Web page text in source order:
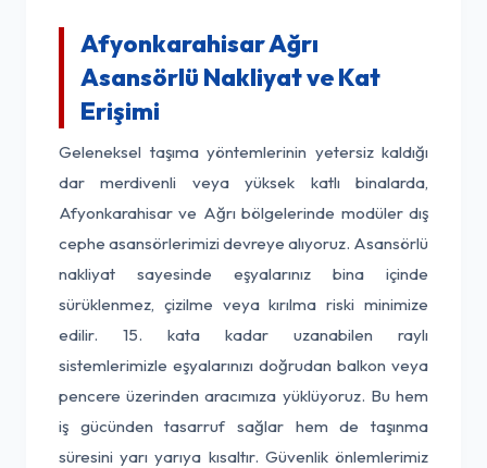
Afyonkarahisar Ağrı
Asansörlü Nakliyat ve Kat
Erişimi
Geleneksel taşıma yöntemlerinin yetersiz kaldığı
dar merdivenli veya yüksek katlı binalarda,
Afyonkarahisar ve Ağrı bölgelerinde modüler dış
cephe asansörlerimizi devreye alıyoruz. Asansörlü
nakliyat sayesinde eşyalarınız bina içinde
sürüklenmez, çizilme veya kırılma riski minimize
edilir. 15. kata kadar uzanabilen raylı
sistemlerimizle eşyalarınızı doğrudan balkon veya
pencere üzerinden aracımıza yüklüyoruz. Bu hem
iş gücünden tasarruf sağlar hem de taşınma
süresini yarı yarıya kısaltır. Güvenlik önlemlerimiz